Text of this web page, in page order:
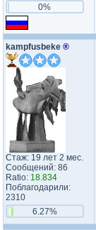
0%
kampfusbeke ®
Стаж: 19 лет 2 мес.
Сообщений: 86
Ratio: 18.834
Поблагодарили:
2310
6.27%